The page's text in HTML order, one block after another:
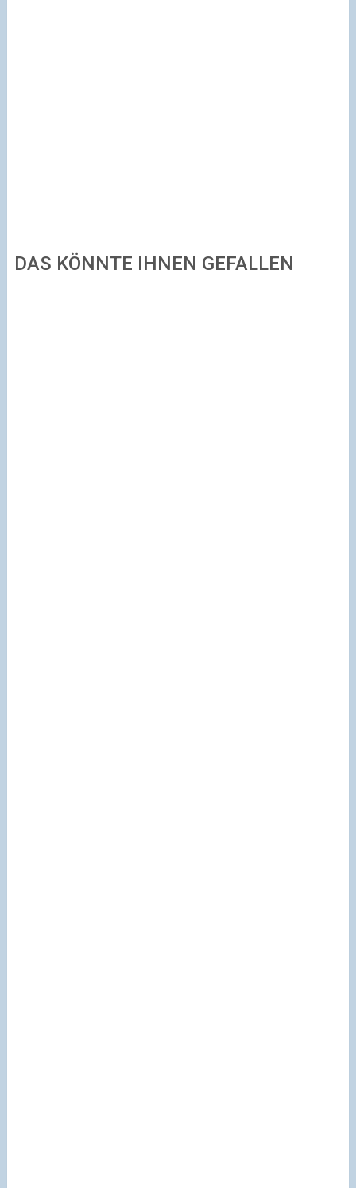
DAS KÖNNTE IHNEN GEFALLEN